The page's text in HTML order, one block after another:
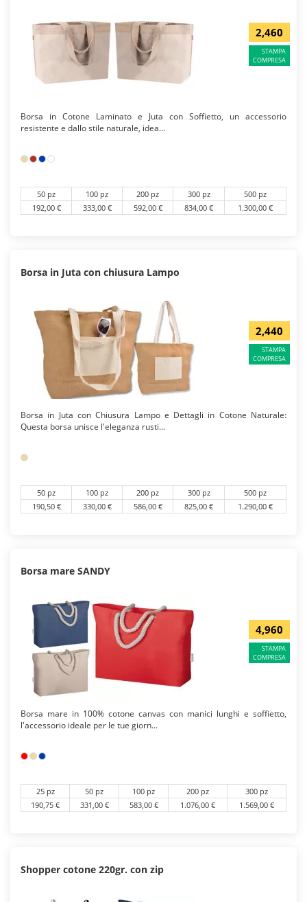
2,460
STAMPA
COMPRESA
Borsa in Cotone Laminato e Juta con Soffietto, un accessorio
resistente e dallo stile naturale, idea...
50 pz 100 pz 200 pz 300 pz
500 pz
192,00 €
333,00 € 592,00 € 834,00 € 1.300,00 €
Borsa in Juta con chiusura Lampo
2,440
STAMPA
COMPRESA
Borsa in Juta con Chiusura Lampo e Dettagli in Cotone Naturale:
Questa borsa unisce l'eleganza rusti...
50 pz 100 pz 200 pz 300 pz
500 pz
190,50 €
330,00 € 586,00 € 825,00 € 1.290,00 €
Borsa mare SANDY
4,960
STAMPA
COMPRESA
Borsa mare in 100% cotone canvas con manici lunghi e soffietto,
l'accessorio ideale per le tue giorn...
25 pz 50 pz 100 pz 200 pz
300 pz
190,75 €
331,00 € 583,00 € 1.076,00 € 1.569,00 €
Shopper cotone 220gr. con zip